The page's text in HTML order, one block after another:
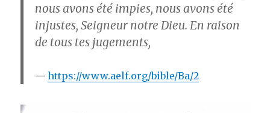
nous avons été impies, nous avons été
injustes, Seigneur notre Dieu. En raison
de tous tes jugements,
https://www.aelf.org/bible/Ba/2